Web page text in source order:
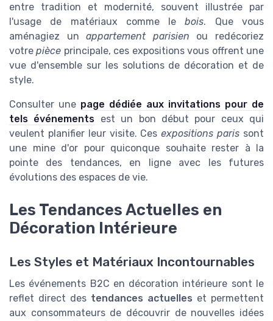
entre tradition et modernité, souvent illustrée par
l'usage de matériaux comme lebois. Que vous
aménagiez unappartement parisien ou redécoriez
votrepièce principale, ces expositions vous offrent une
vue d'ensemble sur les solutions de décoration et de
style.
Consulter une page dédiée aux invitations pour de
tels événements est un bon début pour ceux qui
veulent planifier leur visite. Cesexpositions paris sont
une mine d'or pour quiconque souhaite rester à la
pointe des tendances, en ligne avec les futures
évolutions des espaces de vie.
Les Tendances Actuelles en
Décoration Intérieure
Les Styles et Matériaux Incontournables
Les événements B2C en décoration intérieure sont le
reflet direct des tendances actuelles et permettent
aux consommateurs de découvrir de nouvelles idées